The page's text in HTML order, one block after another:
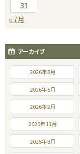
31
« 7月
アーカイブ
2026年8月
2026年5月
2026年2月
2025年11月
2025年8月